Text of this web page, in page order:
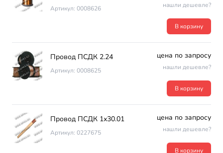
Артикул: 0008626 нашли дешевле?
В корзину
Провод ПСДК 2.24
Артикул: 0008625
цена по запросу
нашли дешевле?
В корзину
Провод ПСДК 1х30.01
Артикул: 0227675
цена по запросу
нашли дешевле?
В корзину